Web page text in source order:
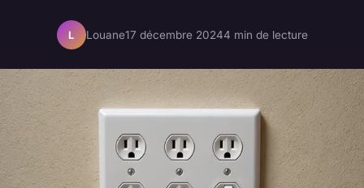
L Louane17 décembre 20244 min de lecture